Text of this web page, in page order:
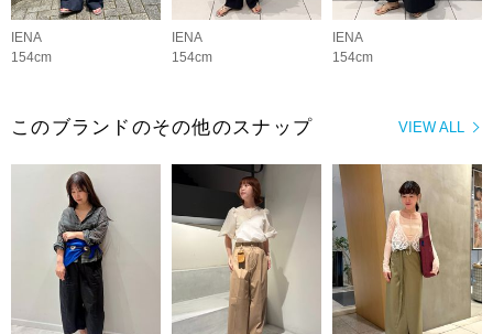
IENA
154cm
IENA
154cm
IENA
154cm
VIEW ALL
このブランドのその他のスナップ